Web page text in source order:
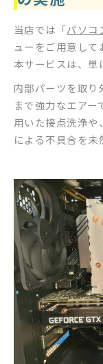
当店では「パソコ
ューをご用意して
本サービスは、単
内部パーツを取り
まで強力なエアー
用いた接点洗浄や
による不具合を未